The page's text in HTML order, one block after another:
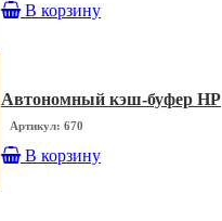
В корзину
Автономный кэш-буфер HP
Артикул: 670
В корзину